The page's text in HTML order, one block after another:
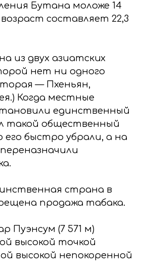
Бутана моложе 14
составляет 22,3
из двух азиатских
нет ни одного
— Пхеньян,
Когда местные
единственный
такой общественный
его быстро убрали, а на
страна в
продажа табака.
Пуэнсум (7 571 м)
высокой точкой
высокой непокоренной